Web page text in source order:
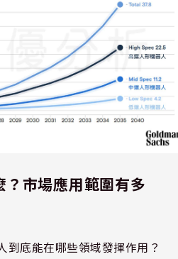
市場應用範圍有多
到底能在哪些領域發揮作用？